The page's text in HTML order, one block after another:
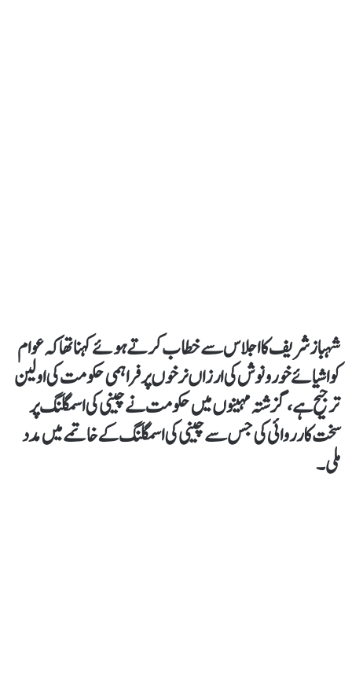
شہبازشریف کااجلاس سے خطاب کرتے ہوئے کہنا تھا کہ عوام
کو اشیائے خور و نوش کی ارزاں نرخوں پر فراہمی حکومت کی اولین
ترجیح ہے، گزشتہ مہینوں میں حکومت نے چینی کی اسمگلنگ پر
سخت کارروائی کی جس سے چینی کی اسمگلنگ کے خاتمے میں مدد
ملی۔